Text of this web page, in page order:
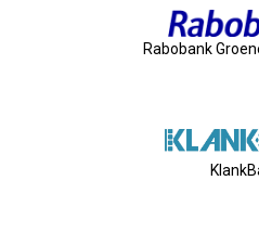
ALV 2021
Rabobank